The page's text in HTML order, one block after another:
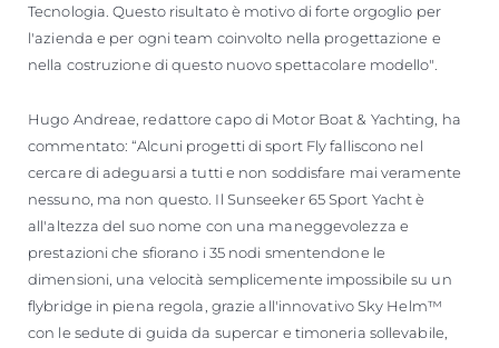
Tecnologia. Questo risultato è motivo di forte orgoglio per
l'azienda e per ogni team coinvolto nella progettazione e
nella costruzione di questo nuovo spettacolare modello".
Hugo Andreae, redattore capo di Motor Boat & Yachting, ha
commentato: “Alcuni progetti di sport Fly falliscono nel
cercare di adeguarsi a tutti e non soddisfare mai veramente
nessuno, ma non questo. Il Sunseeker 65 Sport Yacht è
all'altezza del suo nome con una maneggevolezza e
prestazioni che sfiorano i 35 nodi smentendone le
dimensioni, una velocità semplicemente impossibile su un
flybridge in piena regola, grazie all'innovativo Sky Helm™
con le sedute di guida da supercar e timoneria sollevabile,